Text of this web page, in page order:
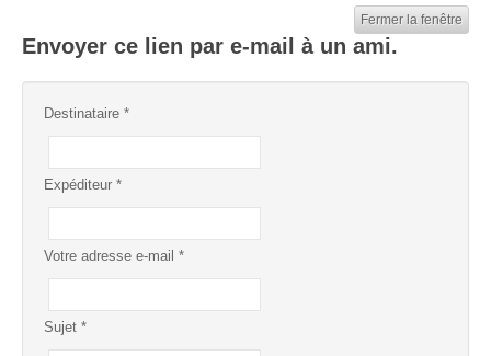
Envoyer ce lien par e-mail à un ami.
Fermer la fenêtre
Destinataire *
Expéditeur *
Votre adresse e-mail *
Sujet *